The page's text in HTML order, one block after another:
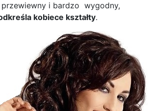
przewiewny i bardzo wygodny,
kobiece kształty.